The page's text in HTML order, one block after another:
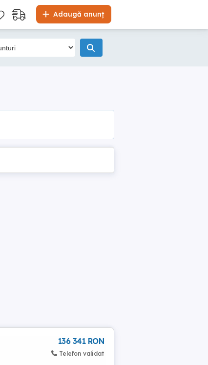
Adaugă anunț
136 341 RON
Telefon validat